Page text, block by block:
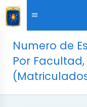
Numero de
Por